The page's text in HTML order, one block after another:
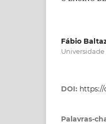
Fábio
DOI: https://
Palavras-